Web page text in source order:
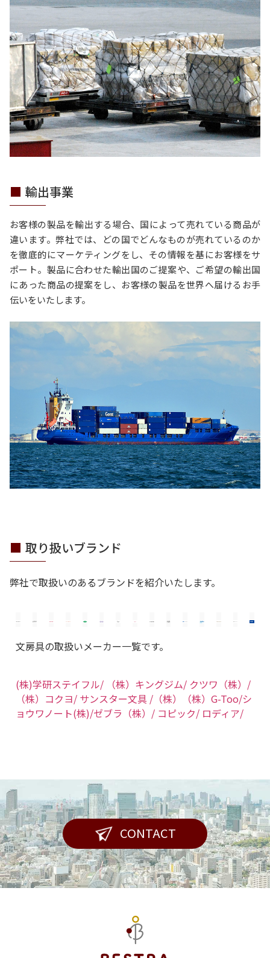
輸出事業
お客様の製品を輸出する場合、国によって売れている商品が
違います。弊社では、どの国でどんなものが売れているのか
を徹底的にマーケティングをし、その情報を基にお客様をサ
ポート。製品に合わせた輸出国のご提案や、ご希望の輸出国
にあった商品の提案をし、お客様の製品を世界へ届けるお手
伝いをいたします。
取り扱いブランド
弊社で取扱いのあるブランドを紹介いたします。
文房具の取扱いメーカー一覧です。
(株)学研ステイフル/ （株）キングジム/ クツワ（株）/
（株）コクヨ/ サンスター文具 /（株） （株）G-Too/シ
ョウワノート(株)/ゼブラ（株）/ コピック/ ロディア/
CONTACT